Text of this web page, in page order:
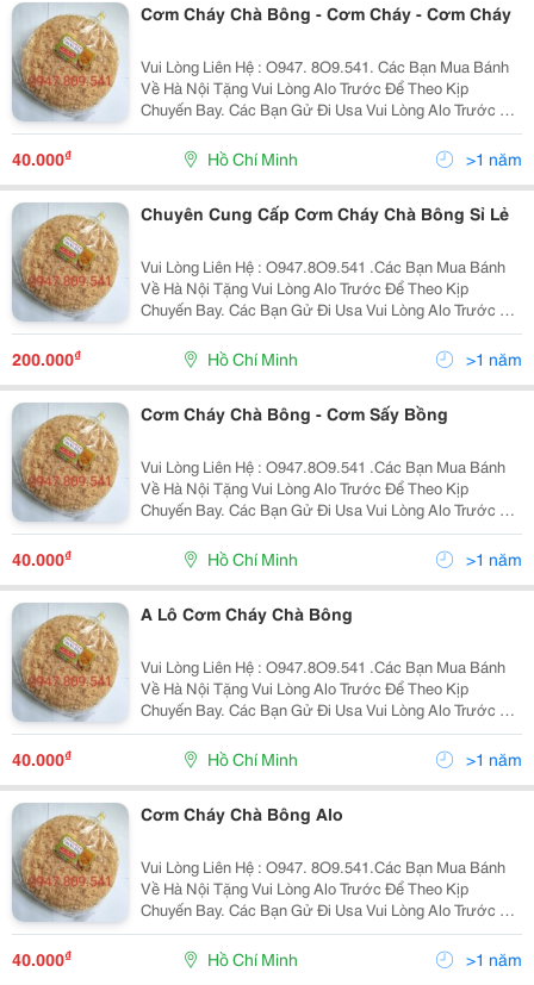
Cơm Cháy Chà Bông - Cơm Cháy - Cơm Cháy
Vui Lòng Liên Hệ : O947. 8O9.541. Các Bạn Mua Bánh
Về Hà Nội Tặng Vui Lòng Alo Trước Để Theo Kịp
Chuyến Bay. Các Bạn Gử Đi Usa Vui Lòng Alo Trước Để
Nhận Làm Đúng Theo Yêu Cầu . Xin Chào Cả Nhà. Tình
Hình Là Nhà Mình Có Cơ Sở Làm Cơm - Chà Bông...
40.000₫ Hồ Chí Minh >1 năm
Chuyên Cung Cấp Cơm Cháy Chà Bông Sỉ Lẻ
Vui Lòng Liên Hệ : O947.8O9.541 .Các Bạn Mua Bánh
Về Hà Nội Tặng Vui Lòng Alo Trước Để Theo Kịp
Chuyến Bay. Các Bạn Gử Đi Usa Vui Lòng Alo Trước Để
Nhận Làm Đúng Theo Yêu Cầu . Xin Chào Cả Nhà. Tình
Hình Là Nhà Mình Có Cơ Sở Làm Cơm - Chà Bông
Chuyển...
200.000₫ Hồ Chí Minh >1 năm
Cơm Cháy Chà Bông - Cơm Sấy Bồng
Vui Lòng Liên Hệ : O947.8O9.541 .Các Bạn Mua Bánh
Về Hà Nội Tặng Vui Lòng Alo Trước Để Theo Kịp
Chuyến Bay. Các Bạn Gử Đi Usa Vui Lòng Alo Trước Để
Nhận Làm Đúng Theo Yêu Cầu . Xin Chào Cả Nhà. Tình
Hình Là Nhà Mình Có Cơ Sở Làm Cơm - Chà Bông
Chuyển...
40.000₫ Hồ Chí Minh >1 năm
A Lô Cơm Cháy Chà Bông
Vui Lòng Liên Hệ : O947.8O9.541 .Các Bạn Mua Bánh
Về Hà Nội Tặng Vui Lòng Alo Trước Để Theo Kịp
Chuyến Bay. Các Bạn Gử Đi Usa Vui Lòng Alo Trước Để
Nhận Làm Đúng Theo Yêu Cầu . Xin Chào Cả Nhà. Tình
Hình Là Nhà Mình Có Cơ Sở Làm Cơm - Chà Bông
Chuyển...
40.000₫ Hồ Chí Minh >1 năm
Cơm Cháy Chà Bông Alo
Vui Lòng Liên Hệ : O947. 8O9.541.Các Bạn Mua Bánh
Về Hà Nội Tặng Vui Lòng Alo Trước Để Theo Kịp
Chuyến Bay. Các Bạn Gử Đi Usa Vui Lòng Alo Trước Để
Nhận Làm Đúng Theo Yêu Cầu . Xin Chào Cả Nhà. Tình
Hình Là Nhà Mình Có Cơ Sở Làm Cơm - Chà Bông
Chuyển...
40.000₫ Hồ Chí Minh >1 năm